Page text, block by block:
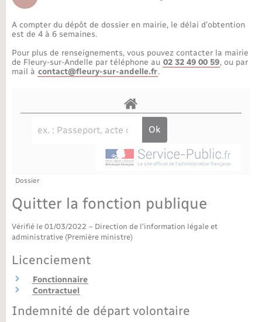
Parrainage civil
Recensement militaire
Petite enfance
Info jeunes
Associations
Bibliothèques
Nouvel habitant
Nouvelle activité
Bornes de recharge électrique
Travaux - Autorisation d’occupation de l’espace
public
Publications
Agenda
La Communauté de communes
A compter du dépôt de dossier en mairie, le délai d’obtention
est de 4 à 6 semaines.
Pour plus de renseignements, vous pouvez contacter la mairie
de Fleury-sur-Andelle par téléphone au 02 32 49 00 59, ou par
mail à contact@fleury-sur-andelle.fr.
Dossier
Quitter la fonction publique
Vérifié le 01/03/2022 – Direction de l'information légale et
administrative (Première ministre)
Licenciement
Fonctionnaire
Contractuel
Indemnité de départ volontaire